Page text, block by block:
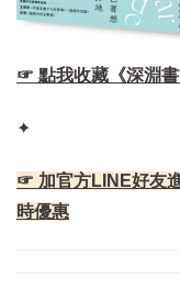
☞ 點我收藏《深淵書
✦
☞ 加官方LINE好友
時優惠